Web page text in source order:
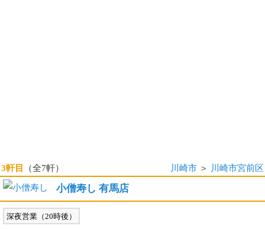
3軒目 （全7軒） 川崎市 ＞ 川崎市宮前区
小僧寿し 有馬店
深夜営業（20時後）